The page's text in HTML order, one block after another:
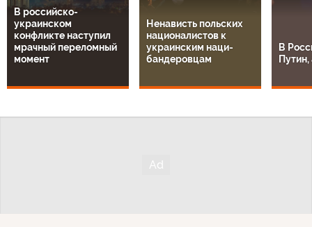
В российско-
украинском
конфликте наступил
мрачный переломный
момент
Ненависть польских
националистов к
украинским наци-
бандеровцам
В